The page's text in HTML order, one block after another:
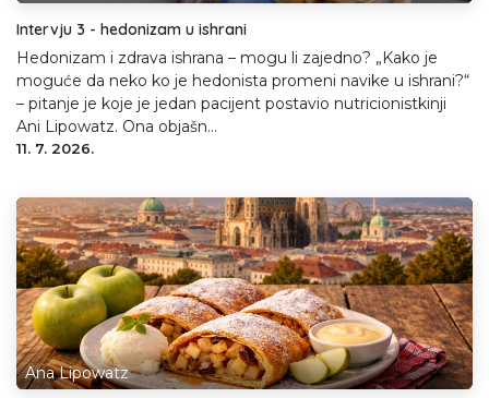
Intervju 3 - hedonizam u ishrani
Hedonizam i zdrava ishrana – mogu li zajedno? „Kako je
moguće da neko ko je hedonista promeni navike u ishrani?“
– pitanje je koje je jedan pacijent postavio nutricionistkinji
Ani Lipowatz. Ona objašn...
11. 7. 2026.
Ana Lipowatz